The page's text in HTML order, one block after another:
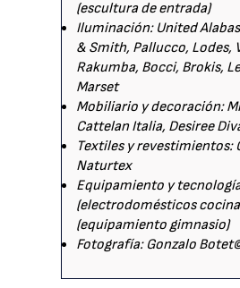
(escultura de entrada)
Iluminación: United
& Smith, Pallucco, Lodes,
Rakumba, Bocci, Brokis,
Marset
Mobiliario y decoración:
Cattelan Italia, Desiree
Textiles y revestimientos:
Naturtex
Equipamiento y
(electrodomésticos
(equipamiento gimnasio)
Fotografía: Gonzalo